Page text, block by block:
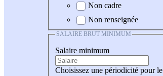
Non cadre
Non renseignée
SALAIRE BRUT MINIMUM
Salaire minimum
Choisissez une périodicité pour